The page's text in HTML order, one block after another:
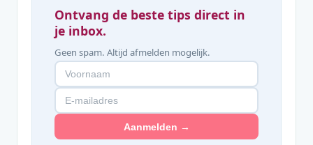
Ontvang de beste tips direct in
je inbox.
Geen spam. Altijd afmelden mogelijk.
Aanmelden →